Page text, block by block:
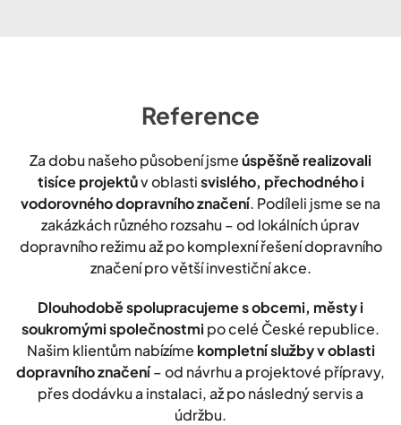
Reference
Za dobu našeho působení jsmeúspěšně realizovali
tisíce projektův oblastisvislého, přechodného i
vodorovného dopravního značení. Podíleli jsme se na
zakázkách různého rozsahu – od lokálních úprav
dopravního režimu až po komplexní řešení dopravního
značení pro větší investiční akce.
Dlouhodobě spolupracujeme s obcemi, městy i
soukromými společnostmi po celé České republice.
Našim klientům nabízíme kompletní služby v oblasti
dopravního značení– od návrhu a projektové přípravy,
přes dodávku a instalaci, až po následný servis a
údržbu.